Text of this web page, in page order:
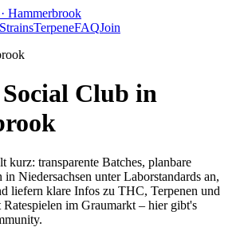
Hammerbrook
StrainsTerpeneFAQJoin
Club in
kurz: transparente Batches, planbare
in Niedersachsen unter Laborstandards an,
liefern klare Infos zu THC, Terpenen und
im Graumarkt – hier gibt's